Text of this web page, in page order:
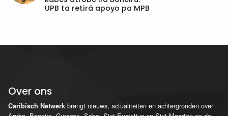
UPB ta retirá apoyo pa MPB
Over ons
Caribisch Netwerk brengt nieuws, actualiteiten en achtergronden over